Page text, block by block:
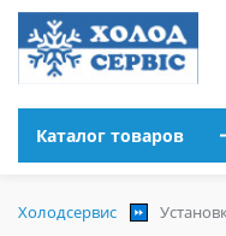
Каталог товаров
Холодсервис